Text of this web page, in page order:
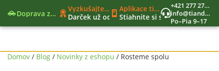
Doprava zadarmo
Vyzkušajte nové moderné funkcie
Darček už od 40€
Nový nákupný zoznam
Aplikace tianDe Beroun
Stiahnite si svet tianDe do
+421 277 270 579
info@tiandekozmetika.sk
Po–Pia 9–17
Domov / Blog / Novinky z eshopu / Rosteme spolu